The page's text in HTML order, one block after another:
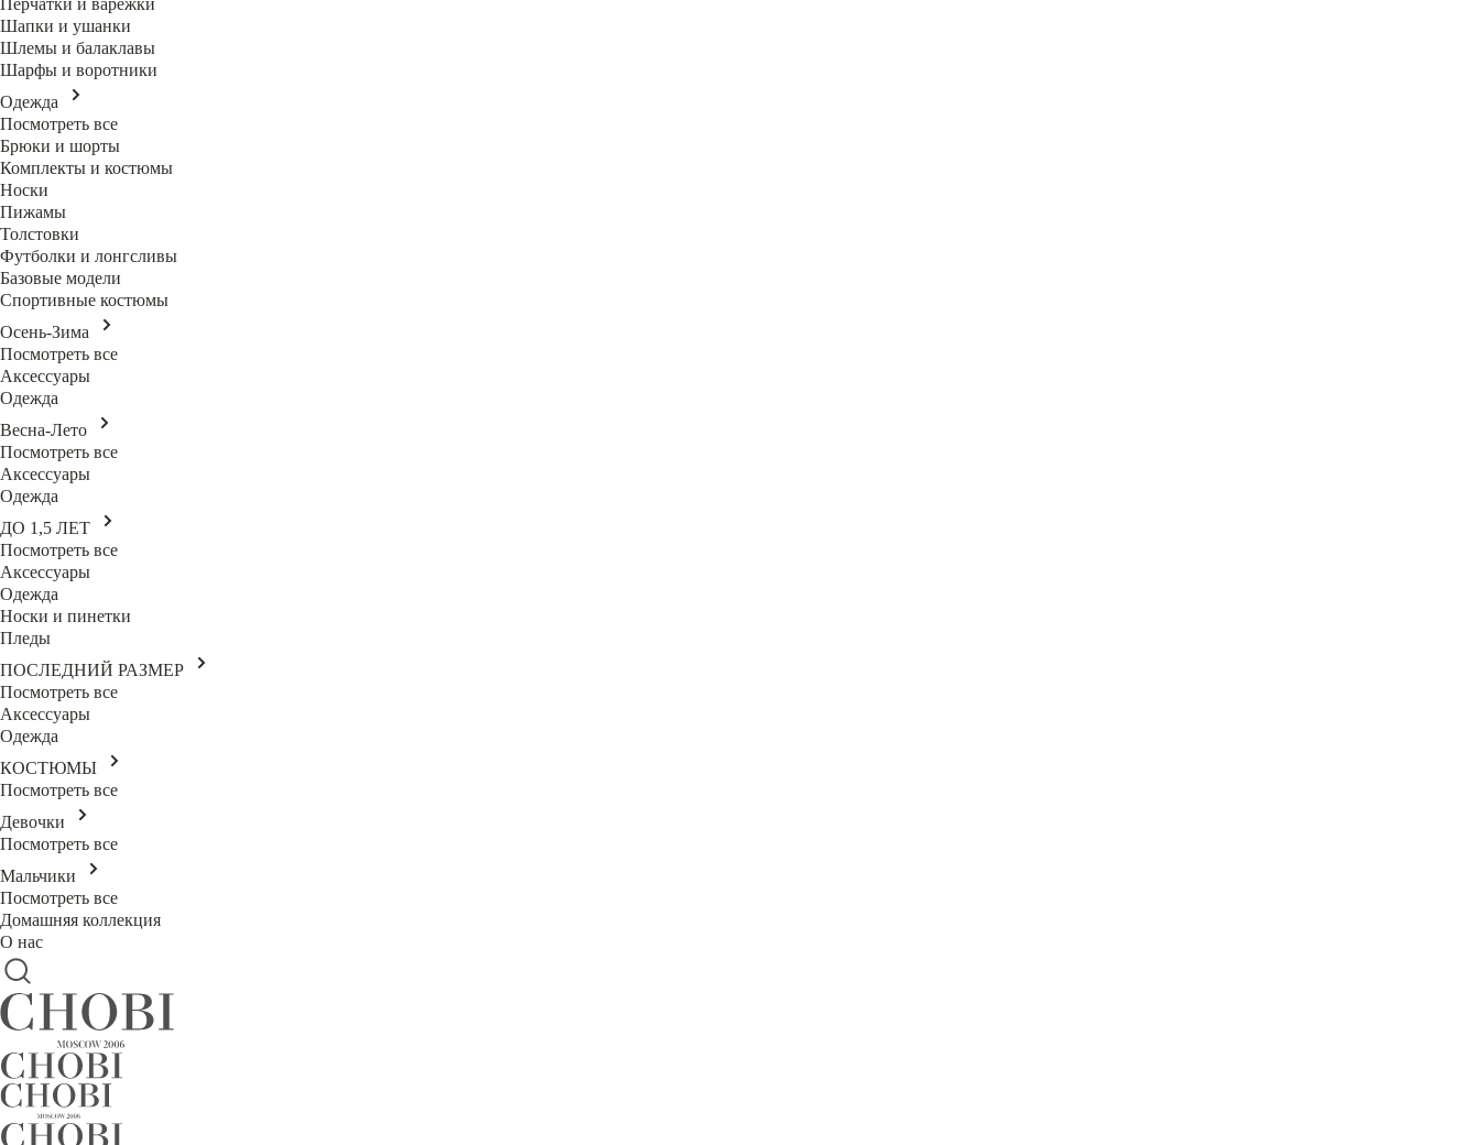
Перчатки и варежки
Шапки и ушанки
Шлемы и балаклавы
Шарфы и воротники
Одежда
Посмотреть все
Брюки и шорты
Комплекты и костюмы
Носки
Пижамы
Толстовки
Футболки и лонгсливы
Базовые модели
Спортивные костюмы
Осень-Зима
Посмотреть все
Аксессуары
Одежда
Весна-Лето
Посмотреть все
Аксессуары
Одежда
ДО 1,5 ЛЕТ
Посмотреть все
Аксессуары
Одежда
Носки и пинетки
Пледы
ПОСЛЕДНИЙ РАЗМЕР
Посмотреть все
Аксессуары
Одежда
КОСТЮМЫ
Посмотреть все
Девочки
Посмотреть все
Мальчики
Посмотреть все
Домашняя коллекция
О нас